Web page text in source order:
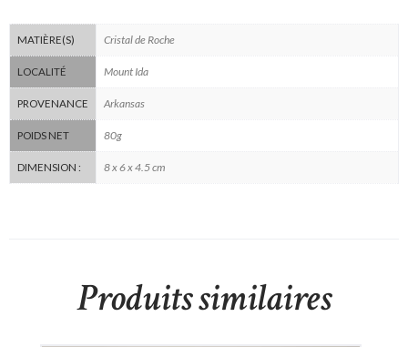
MATIÈRE(S) Cristal de Roche
LOCALITÉ Mount Ida
PROVENANCE Arkansas
POIDS NET 80g
DIMENSION : 8 x 6 x 4.5 cm
Produits similaires